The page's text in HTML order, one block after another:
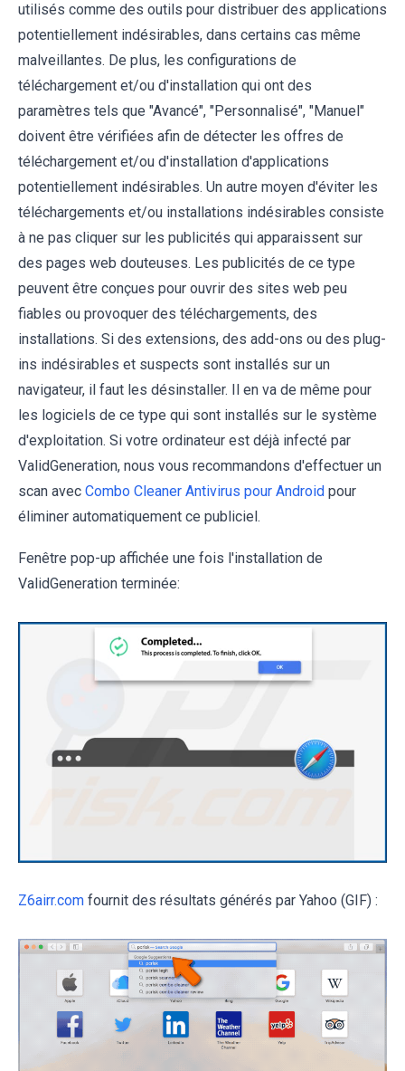
utilisés comme des outils pour distribuer des applications
potentiellement indésirables, dans certains cas même
malveillantes. De plus, les configurations de
téléchargement et/ou d'installation qui ont des
paramètres tels que "Avancé", "Personnalisé", "Manuel"
doivent être vérifiées afin de détecter les offres de
téléchargement et/ou d'installation d'applications
potentiellement indésirables. Un autre moyen d'éviter les
téléchargements et/ou installations indésirables consiste
à ne pas cliquer sur les publicités qui apparaissent sur
des pages web douteuses. Les publicités de ce type
peuvent être conçues pour ouvrir des sites web peu
fiables ou provoquer des téléchargements, des
installations. Si des extensions, des add-ons ou des plug-
ins indésirables et suspects sont installés sur un
navigateur, il faut les désinstaller. Il en va de même pour
les logiciels de ce type qui sont installés sur le système
d'exploitation. Si votre ordinateur est déjà infecté par
ValidGeneration, nous vous recommandons d'effectuer un
scan avec Combo Cleaner Antivirus pour Android pour
éliminer automatiquement ce publiciel.
Fenêtre pop-up affichée une fois l'installation de
ValidGeneration terminée:
Z6airr.com fournit des résultats générés par Yahoo (GIF) :